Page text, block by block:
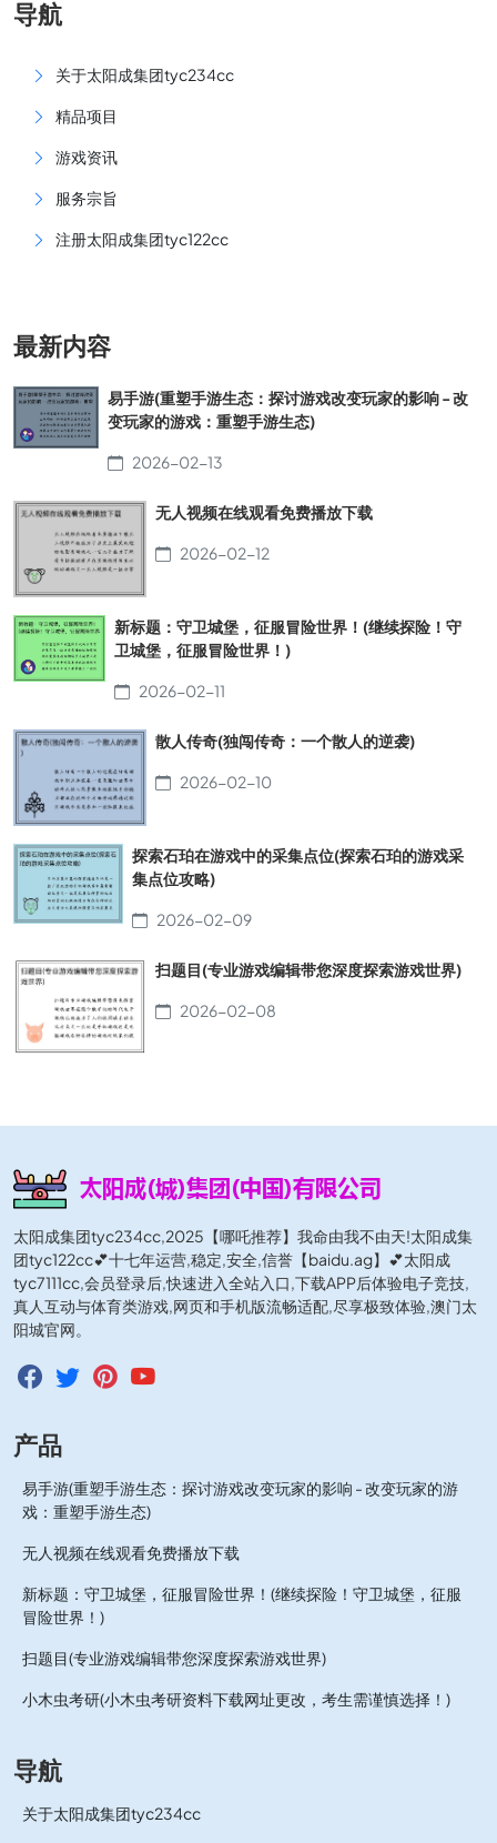
导航
关于太阳成集团tyc234cc
精品项目
游戏资讯
服务宗旨
注册太阳成集团tyc122cc
最新内容
易手游(重塑手游生态：探讨游戏改变玩家的影响 - 改
变玩家的游戏：重塑手游生态)
2026-02-13
无人视频在线观看免费播放下载
2026-02-12
新标题：守卫城堡，征服冒险世界！(继续探险！守
卫城堡，征服冒险世界！)
2026-02-11
散人传奇(独闯传奇：一个散人的逆袭)
2026-02-10
探索石珀在游戏中的采集点位(探索石珀的游戏采
集点位攻略)
2026-02-09
扫题目(专业游戏编辑带您深度探索游戏世界)
2026-02-08
太阳成集团tyc234cc,2025【哪吒推荐】我命由我不由天!太阳成集
团tyc122cc💕十七年运营,稳定,安全,信誉【baidu.ag】💕太阳成
tyc7111cc,会员登录后,快速进入全站入口,下载APP后体验电子竞技,
真人互动与体育类游戏,网页和手机版流畅适配,尽享极致体验,澳门太
阳城官网。
产品
易手游(重塑手游生态：探讨游戏改变玩家的影响 - 改变玩家的游
戏：重塑手游生态)
无人视频在线观看免费播放下载
新标题：守卫城堡，征服冒险世界！(继续探险！守卫城堡，征服
冒险世界！)
扫题目(专业游戏编辑带您深度探索游戏世界)
小木虫考研(小木虫考研资料下载网址更改，考生需谨慎选择！)
导航
关于太阳成集团tyc234cc